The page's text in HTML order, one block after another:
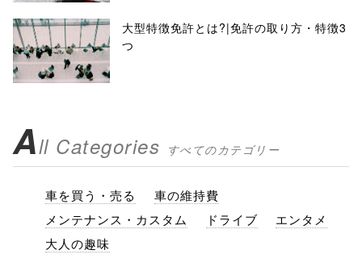
大型特徴免許とは?|免許の取り方・特徴3
つ
All Categories すべてのカテゴリー
車を買う・売る
車の維持費
メンテナンス・カスタム
ドライブ
エンタメ
大人の趣味